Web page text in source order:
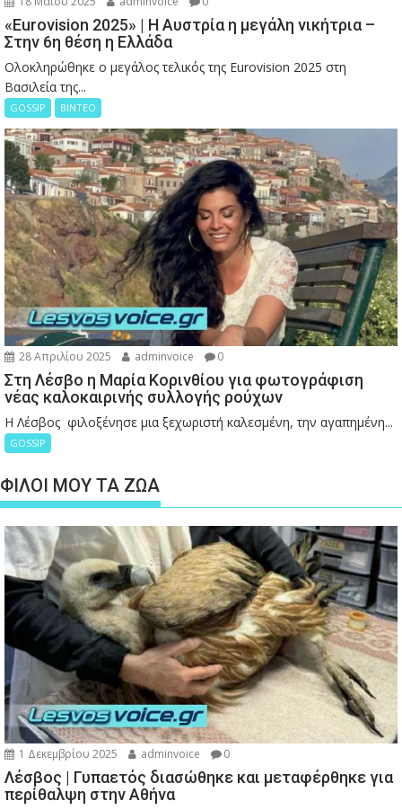
«Eurovision 2025» | Η Αυστρία η μεγάλη νικήτρια –
Στην 6η θέση η Ελλάδα
Ολοκληρώθηκε ο μεγάλος τελικός της Eurovision 2025 στη
Βασιλεία της...
GOSSIP ΒΙΝΤΕΟ
28 Απριλίου 2025 adminvoice 0
Στη Λέσβο η Μαρία Κορινθίου για φωτογράφιση
νέας καλοκαιρινής συλλογής ρούχων
Η Λέσβος φιλοξένησε μια ξεχωριστή καλεσμένη, την αγαπημένη...
GOSSIP
ΦΙΛΟΙ ΜΟΥ ΤΑ ΖΩΑ
1 Δεκεμβρίου 2025 adminvoice 0
Λέσβος | Γυπαετός διασώθηκε και μεταφέρθηκε για
περίθαλψη στην Αθήνα